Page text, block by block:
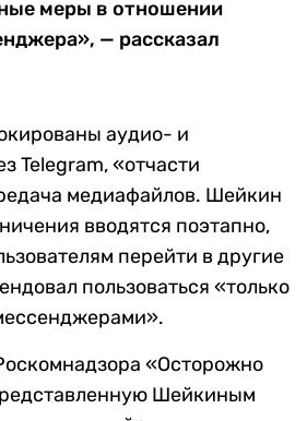
меры в отношении
— рассказал
аудио- и
Telegram, «отчасти
медиафайлов. Шейкин
вводятся поэтапно,
перейти в другие
пользоваться «только
«Осторожно
Шейкиным